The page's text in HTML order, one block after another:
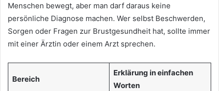
Menschen bewegt, aber man darf daraus keine
persönliche Diagnose machen. Wer selbst Beschwerden,
Sorgen oder Fragen zur Brustgesundheit hat, sollte immer
mit einer Ärztin oder einem Arzt sprechen.
Bereich
Erklärung in einfachen
Worten